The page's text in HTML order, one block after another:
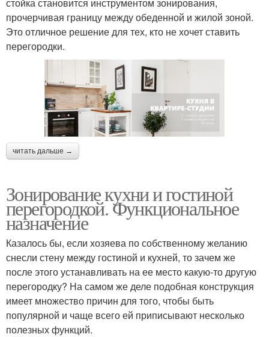
стойка становится инструментом зонирования,
прочерчивая границу между обеденной и жилой зоной.
Это отличное решение для тех, кто не хочет ставить
перегородки.
читать дальше →
Зонирование кухни и гостиной
перегородкой. Функциональное
назначение
Казалось бы, если хозяева по собственному желанию
снесли стену между гостиной и кухней, то зачем же
после этого устанавливать на ее место какую-то другую
перегородку? На самом же деле подобная конструкция
имеет множество причин для того, чтобы быть
популярной и чаще всего ей приписывают несколько
полезных функций.